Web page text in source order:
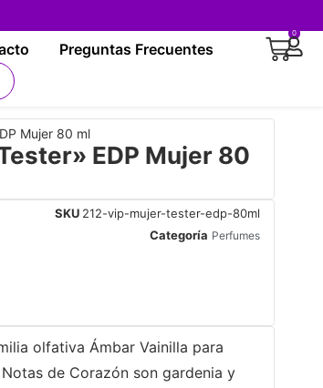
Preguntas Frecuentes
0
Mujer 80 ml
EDP Mujer 80
SKU 212-vip-mujer-tester-edp-80ml
Categoría Perfumes
olfativa Ámbar Vainilla para
de Corazón son gardenia y